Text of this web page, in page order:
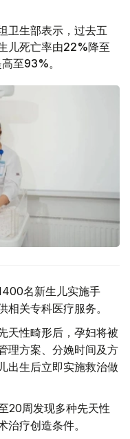
卫生部表示，过去五
儿死亡率由22%降至
至93%。
名新生儿实施手
关专科医疗服务。
天性畸形后，孕妇将被
理方案、分娩时间及方
出生后立即实施救治做
20周发现多种先天性
疗创造条件。